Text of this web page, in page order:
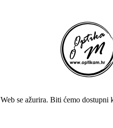
Web se ažurira. Biti ćemo dostupni